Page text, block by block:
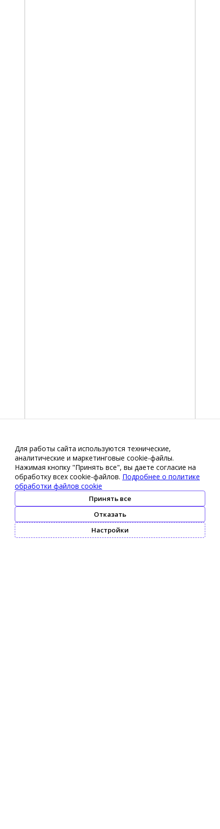
Для работы сайта используются технические,
аналитические и маркетинговые сооkіе-файлы.
Нажимая кнопку "Принять все", вы даете согласие на
обработку всех cookie-файлов. Подробнее о политике
обработки файлов cookie
Принять все
Отказать
Настройки